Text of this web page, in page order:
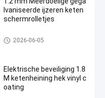
lvaniseerde ijzeren keten
schermrolletjes
De Omheining van de kettings
verbinding
2026-06-05
Elektrische beveiliging 1.8
M ketenheining hek vinyl c
oating